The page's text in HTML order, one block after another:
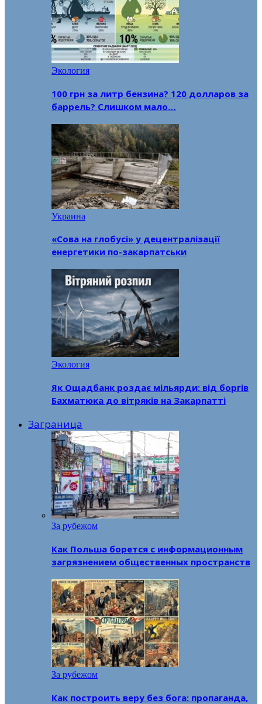
Экология
100 грн за литр бензина? 120 долларов за
баррель? Слишком мало…
Украина
«Сова на глобусі» у децентралізації
енергетики по-закарпатськи
Экология
Як Ощадбанк роздає мільярди: від боргів
Бахматюка до вітряків на Закарпатті
Заграница
За рубежом
Как Польша борется с информационным
загрязнением общественных пространств
За рубежом
Как построить веру без бога: пропаганда,